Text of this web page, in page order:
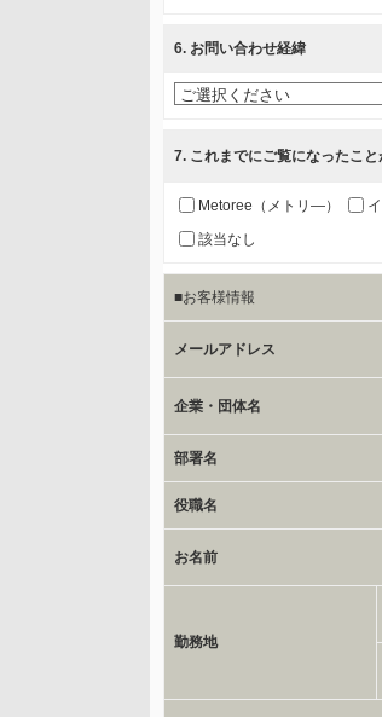
a.個人情報の提供・利用目的
当該企業/団体のサービス等の
b.第三者に提供される個人デー
お客様のご氏名、フリガナ、
書類の送付又は電子的な方法
当社とイベント/セミナーを共
e.個人情報取り扱いに関する契約
当社と当該企業/団体とは、個
委託の有無
保有個人データの開示等およ
ご本人からの求めにより、当
6. お問い合わせ経緯
7. これまでにご覧になったこ
Metoree（メトリ—）
該当なし
■お客様情報
メールアドレス
企業・団体名
部署名
役職名
お名前
勤務地